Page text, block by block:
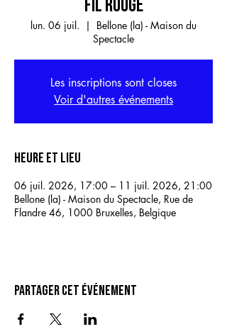
FIL ROUGE
lun. 06 juil.
  |
Bellone (la) - Maison du
Spectacle
Les inscriptions sont closes
Voir d'autres événements
Heure et lieu
06 juil. 2026, 17:00 – 11 juil. 2026, 21:00
Bellone (la) - Maison du Spectacle, Rue de
Flandre 46, 1000 Bruxelles, Belgique
Partager cet événement